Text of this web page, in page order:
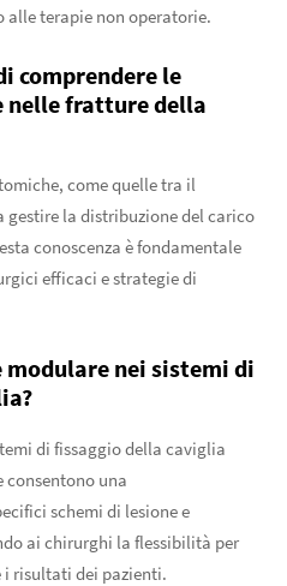
alle terapie non operatorie.
comprendere le
nelle fratture della
come quelle tra il
la distribuzione del carico
conoscenza è fondamentale
efficaci e strategie di
modulare nei sistemi di
di fissaggio della caviglia
una
schemi di lesione e
ai chirurghi la flessibilità per
i risultati dei pazienti.